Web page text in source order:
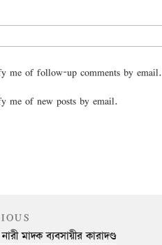
me of follow-up comments by email.
me of new posts by email.
মাদক ব্যবসায়ীর কারাদণ্ড